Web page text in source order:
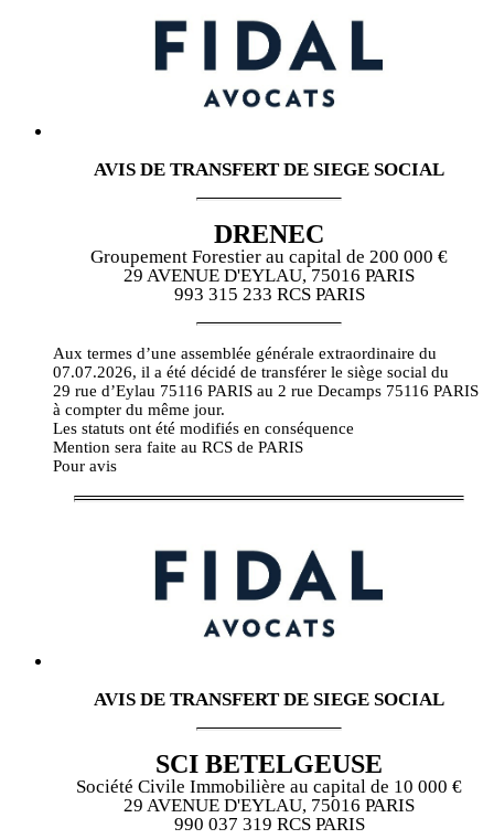
AVIS DE TRANSFERT DE SIEGE SOCIAL
DRENEC
Groupement Forestier au capital de 200 000 €
29 AVENUE D'EYLAU, 75016 PARIS
993 315 233 RCS PARIS
Aux termes d’une assemblée générale extraordinaire du
07.07.2026, il a été décidé de transférer le siège social du
29 rue d’Eylau 75116 PARIS au 2 rue Decamps 75116 PARIS
à compter du même jour.
Les statuts ont été modifiés en conséquence
Mention sera faite au RCS de PARIS
Pour avis
AVIS DE TRANSFERT DE SIEGE SOCIAL
SCI BETELGEUSE
Société Civile Immobilière au capital de 10 000 €
29 AVENUE D'EYLAU, 75016 PARIS
990 037 319 RCS PARIS